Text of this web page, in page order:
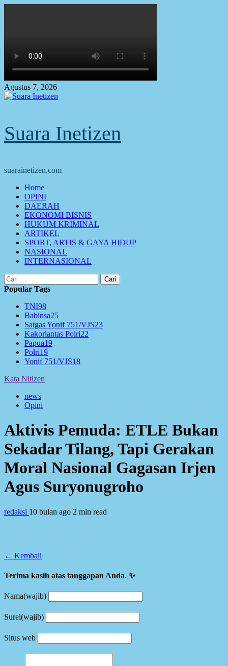
Agustus 7, 2026
Suara Inetizen
suarainetizen.com
Primary
Menu
Home
OPINI
DAERAH
EKONOMI BISNIS
HUKUM KRIMINAL
ARTIKEL
SPORT, ARTIS & GAYA HIDUP
NASIONAL
INTERNASIONAL
Cari
untuk:
Popular Tags
TNI98
Babinsa25
Satgas Yonif 751/VJS23
Kakorlantas Polri22
Papua19
Polri19
Yonif 751/VJS18
Kata Nitizen
news
Opini
Aktivis Pemuda: ETLE Bukan
Sekadar Tilang, Tapi Gerakan
Moral Nasional Gagasan Irjen
Agus Suryonugroho
redaksi 10 bulan ago 2 min read
← Kembali
Terima kasih atas tanggapan Anda. ✨
Nama(wajib)
Surel(wajib)
Situs web